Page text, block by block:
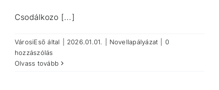
Csodálkozo [...]
VárosiEső által 2026.01.01. Novellapályázat
0
hozzászólás
Olvass tovább